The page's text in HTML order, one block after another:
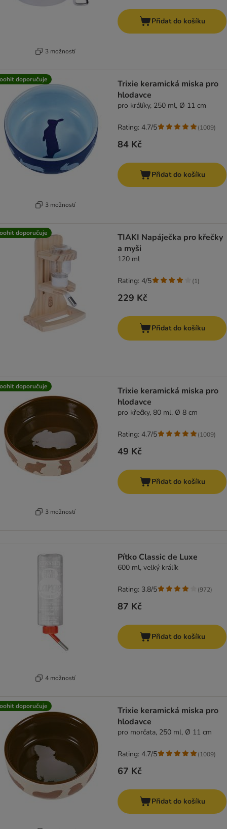
3 možností
Přidat do košíku
doporučuje
3 možností
Trixie keramická miska pro
hlodavce
pro králíky, 250 ml, Ø 11 cm
84 Kč
Rating: 4.7/5 (1009)
Přidat do košíku
doporučuje
TIAKI Napáječka pro křečky
a myši
120 ml
229 Kč
Rating: 4/5 (1)
Přidat do košíku
doporučuje
3 možností
Trixie keramická miska pro
hlodavce
pro křečky, 80 ml, Ø 8 cm
49 Kč
Rating: 4.7/5 (1009)
Přidat do košíku
4 možností
Pítko Classic de Luxe
600 ml, velký králík
87 Kč
Rating: 3.8/5 (972)
Přidat do košíku
doporučuje
Trixie keramická miska pro
hlodavce
pro morčata, 250 ml, Ø 11 cm
67 Kč
Rating: 4.7/5 (1009)
Přidat do košíku